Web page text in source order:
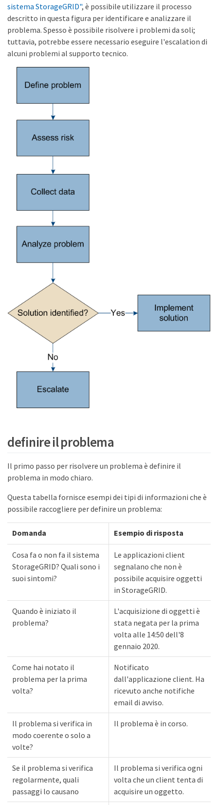
sistema StorageGRID", è possibile utilizzare il processo
descritto in questa figura per identificare e analizzare il
problema. Spesso è possibile risolvere i problemi da soli;
tuttavia, potrebbe essere necessario eseguire l'escalation di
alcuni problemi al supporto tecnico.
definire il problema
Il primo passo per risolvere un problema è definire il
problema in modo chiaro.
Questa tabella fornisce esempi dei tipi di informazioni che è
possibile raccogliere per definire un problema:
Domanda Esempio di risposta
Cosa fa o non fa il sistema
StorageGRID? Quali sono i
suoi sintomi?
Le applicazioni client
segnalano che non è
possibile acquisire oggetti
in StorageGRID.
Quando è iniziato il
problema?
L'acquisizione di oggetti è
stata negata per la prima
volta alle 14:50 dell'8
gennaio 2020.
Come hai notato il
problema per la prima
volta?
Notificato
dall'applicazione client. Ha
ricevuto anche notifiche
email di avviso.
Il problema si verifica in
modo coerente o solo a
volte?
Il problema è in corso.
Se il problema si verifica
regolarmente, quali
passaggi lo causano
Il problema si verifica ogni
volta che un client tenta di
acquisire un oggetto.